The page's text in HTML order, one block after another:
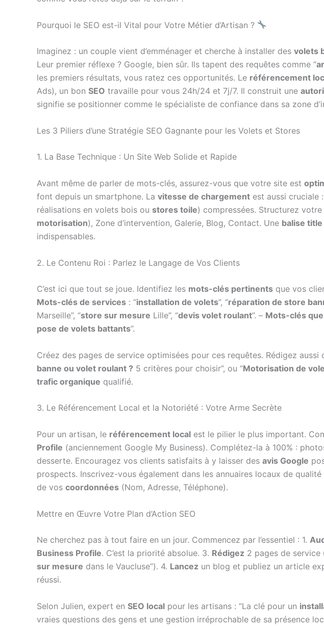
Pourquoi le SEO est-il Vital pour Votre Métier d’Artisan ?
Imaginez : un couple vient d’emménager et cherche à installer des volets
Leur premier réflexe ? Google, bien sûr. Ils tapent des requêtes comme “
les premiers résultats, vous ratez ces opportunités. Le référencement
Ads), un bon SEO travaille pour vous 24h/24 et 7j/7. Il construit une
signifie se positionner comme le spécialiste de confiance dans sa zone
Les 3 Piliers d’une Stratégie SEO Gagnante pour les Volets et Stores
1. La Base Technique : Un Site Web Solide et Rapide
Avant même de parler de mots-clés, assurez-vous que votre site est
font depuis un smartphone. La vitesse de chargement est aussi cruciale
réalisations en volets bois ou stores toile) compressées. Structurez
motorisation), Zone d’intervention, Galerie, Blog, Contact. Une balise title
indispensables.
2. Le Contenu Roi : Parlez le Langage de Vos Clients
C’est ici que tout se joue. Identifiez les mots-clés pertinents que vos
Mots-clés de services : “installation de volets”, “réparation de store
Marseille”, “store sur mesure Lille”, “devis volet roulant”. – Mots-clés
pose de volets battants”.
Créez des pages de service optimisées pour ces requêtes. Rédigez
banne ou volet roulant ? 5 critères pour choisir”, ou “Motorisation de
trafic organique qualifié.
3. Le Référencement Local et la Notoriété : Votre Arme Secrète
Pour un artisan, le référencement local est le pilier le plus important.
Profile (anciennement Google My Business). Complétez-la à 100% :
desserte. Encouragez vos clients satisfaits à y laisser des avis Google
prospects. Inscrivez-vous également dans les annuaires locaux de
de vos coordonnées (Nom, Adresse, Téléphone).
Mettre en Œuvre Votre Plan d’Action SEO
Ne cherchez pas à tout faire en un jour. Commencez par l’essentiel : 1.
Business Profile. C’est la priorité absolue. 3. Rédigez 2 pages de service
sur mesure dans le Vaucluse”). 4. Lancez un blog et publiez un article
réussi.
Selon Julien, expert en SEO local pour les artisans : “La clé pour un
vraies questions des gens et une gestion irréprochable de sa présence